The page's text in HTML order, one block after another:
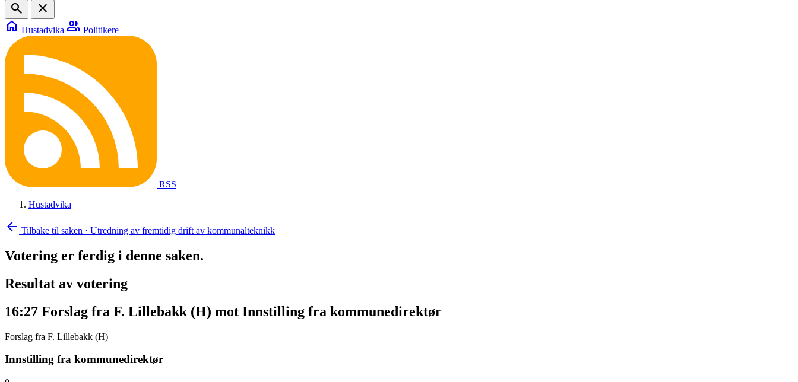
search
close
home Hustadvika group Politikere
RSS
Hustadvika
arrow_back Tilbake til saken · Utredning av fremtidig drift av kommunalteknikk
Votering er ferdig i denne saken.
Resultat av votering
16:27 Forslag fra F. Lillebakk (H) mot Innstilling fra kommunedirektør
Forslag fra F. Lillebakk (H)
Innstilling fra kommunedirektør